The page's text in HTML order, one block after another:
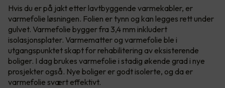
Hvis du er på jakt etter lavtbyggende varmekabler, er
varmefolie løsningen. Folien er tynn og kan legges rett under
gulvet. Varmefolie bygger fra 3,4 mm inkludert
isolasjonsplater. Varmematter og varmefolie ble i
utgangspunktet skapt for rehabilitering av eksisterende
boliger. I dag brukes varmefolie i stadig økende grad i nye
prosjekter også. Nye boliger er godt isolerte, og da er
varmefolie svært effektivt.